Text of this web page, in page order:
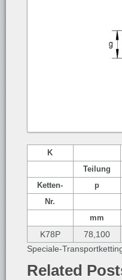
K
Teilung
Ketten-
p
Nr.
mm
K78P 78,100
Speciale-
Related